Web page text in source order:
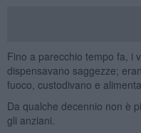
Fino a parecchio tempo fa, i
dispensavano saggezze;
fuoco, custodivano e
Da qualche decennio non è
gli anziani.